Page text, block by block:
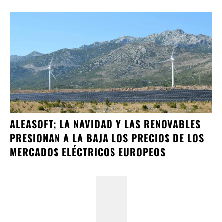
ALEASOFT; LA NAVIDAD Y LAS RENOVABLES
PRESIONAN A LA BAJA LOS PRECIOS DE LOS
MERCADOS ELÉCTRICOS EUROPEOS